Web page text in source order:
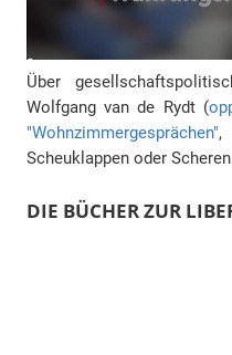
Über
Wolfgang van de Rydt (
"Wohnzimmergesprächen",
Scheuklappen oder
DIE BÜCHER ZUR